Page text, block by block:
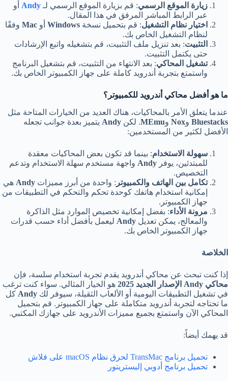
زيارة الموقع الرسمي: قم بزيارة الموقع الرسمي لـ Andy أو
عبر الرابط المباشر المرفق في هذا المقال.
اختيار نظام التشغيل: قم بتحميل نسخة Windows أو Mac وفقًا
لنظام التشغيل الخاص بك.
التثبيت: بعد تنزيل ملف التثبيت، قم بتشغيله واتبع الإرشادات
حتى يكتمل التثبيت.
تشغيل المحاكي: بعد الانتهاء من التثبيت، قم بتشغيل البرنامج
واستمتع بتجربة أندرويد كاملة على جهاز الكمبيوتر الخاص بك.
ما هو أفضل محاكي أندرويد للكمبيوتر؟
عندما يتعلق الأمر بالمحاكيات، هناك العديد من الخيارات المتاحة مثل
Bluestacks وNox وMEmu. لكن Andy يتميز بعدة جوانب تجعله
الأفضل لكثير من المستخدمين:
سهولة الاستخدام: بينما قد تكون بعض المحاكيات معقدة
للمبتدئين، يوفر Andy واجهة مستخدم سهلة الاستخدام وتدعم
التخصيص.
تكامل بين الهاتف والكمبيوتر : واحدة من أبرز مميزات Andy هي
إمكانية استخدام هاتفك كوحدة تحكم والتحكم في التطبيقات من
جهاز الكمبيوتر.
مرونة الأداء: بفضل إمكانية تخصيص الموارد مثل الذاكرة
والمعالج، يمكن تعديل Andy ليعمل بأفضل أداء حسب قدرات
جهاز الكمبيوتر الخاص بك.
الخلاصة
إذا كنت تبحث عن محاكي أندرويد يقدم تجربة استخدام سلسة، فإن
محاكي
الإصدار الجديد 2025
هو الخيار المثالي. سواء كنت ترغب
في تشغيل التطبيقات اليومية أو الألعاب الثقيلة، سيوفر لك Andy كل
ما تحتاجه لتجربة أندرويد متكاملة على جهاز الكمبيوتر. قم بتحميل
المحاكي الآن واستمتع بجميع مميزات الأندرويد على جهازك المكتبي.
قد يهمك أيضاً:
تحميل برنامج TransMac لحرق نظام macOS على فلاش
تحميل برنامج أدوبي إليستريتور